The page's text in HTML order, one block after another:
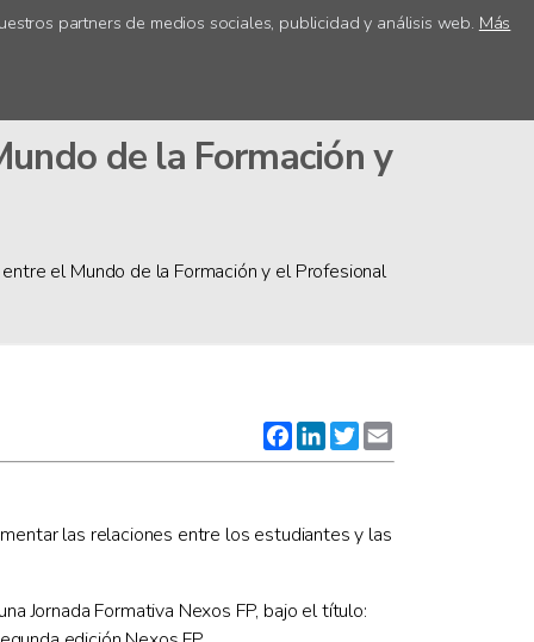
partners de medios sociales, publicidad y análisis web. Más
Acceso centros
de la Formación y
el Mundo de la Formación y el Profesional
Facebook
LinkedIn
Twitter
las relaciones entre los estudiantes y las
Jornada Formativa Nexos FP, bajo el título: